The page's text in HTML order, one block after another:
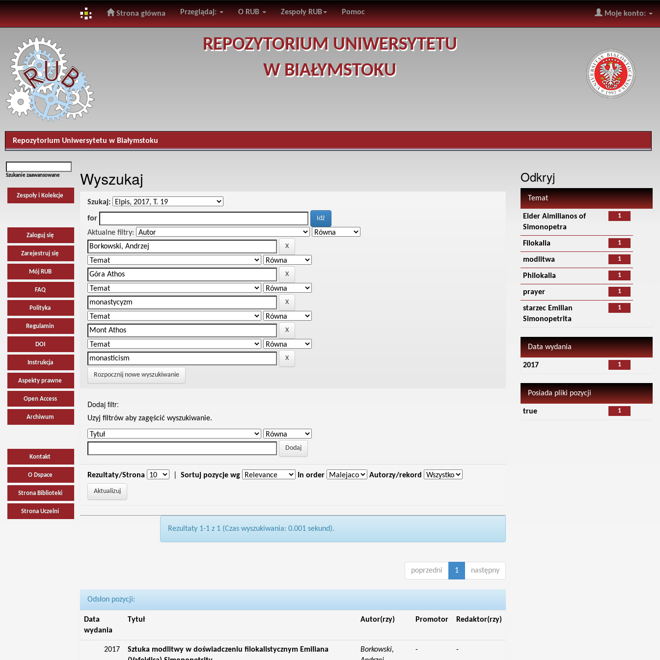
navigation
Strona główna Przeglądaj: O RUB Zespoły RUB Pomoc Moje konto:
REPOZYTORIUM UNIWERSYTETU
W BIAŁYMSTOKU
Repozytorium Uniwersytetu w Białymstoku
Szukanie zaawansowane
Zespoły i Kolekcje
Zaloguj się
Zarejestruj się
Mój RUB
FAQ
Polityka
Regulamin
DOI
Instrukcja
Aspekty prawne
Open Access
Archiwum
Kontakt
O Dspace
Strona Biblioteki
Strona Uczelni
Wyszukaj
Szukaj:
for
Aktualne filtry:
Rozpocznij nowe wyszukiwanie
Dodaj filtr:
Uzyj filtrów aby zagęścić wyszukiwanie.
Rezultaty/Strona Sortuj pozycje wg In order Autorzy/rekord
Rezultaty 1-1 z 1 (Czas wyszukiwania: 0.001 sekund).
poprzedni 1 następny
Odsłon pozycji:
Data
wydania
Tytuł Autor(rzy) Promotor Redaktor(rzy)
2017
Sztuka modlitwy w doświadczeniu filokalistycznym Emiliana
Borkowski,
- -
Odkryj
Temat
1
Elder Aimilianos of
Simonopetra
1
Filokalia
1
modlitwa
1
Philokalia
1
prayer
1
starzec Emilian
Simonopetrita
Data wydania
1
2017
Posiada pliki pozycji
1
true